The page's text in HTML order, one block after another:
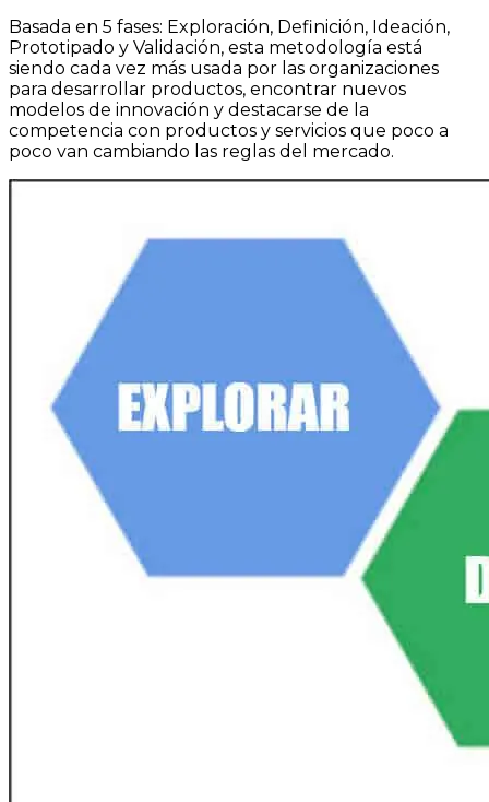
Basada en 5 fases: Exploración, Definición, Ideación,
Prototipado y Validación, esta metodología está
siendo cada vez más usada por las organizaciones
para desarrollar productos, encontrar nuevos
modelos de innovación y destacarse de la
competencia con productos y servicios que poco a
poco van cambiando las reglas del mercado.